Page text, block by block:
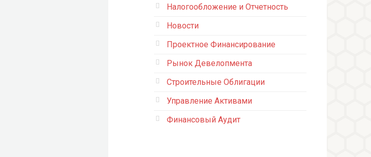
Налогообложение и Отчетность
Новости
Проектное Финансирование
Рынок Девелопмента
Строительные Облигации
Управление Активами
Финансовый Аудит